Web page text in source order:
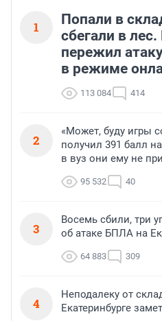
1
Попали в
сбегали в
пережил
в режиме
113 084 414
2
«Может, буду игры
получил 391 балл
в вуз они ему не
95 532 40
3
Восемь сбили, три
об атаке БПЛА на
64 883 309
4
Неподалеку от
Екатеринбурге